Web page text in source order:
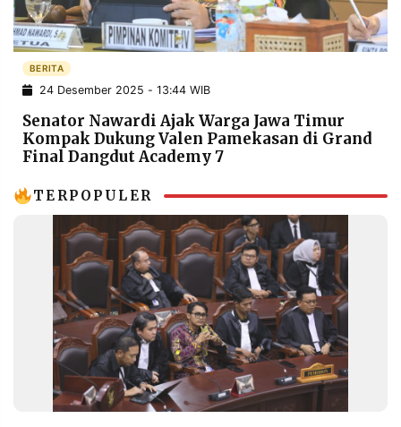
POLICY WARGA
INFORMASI
IKLAN
KIRIM
PENGADUAN TERM
OF
SERVICE
IKUTI
RESOLUSI
MEDIA
BERITA
24 Desember 2025 - 13:44 WIB
Senator Nawardi Ajak Warga Jawa Timur
Kompak Dukung Valen Pamekasan di Grand
Final Dangdut Academy 7
TERPOPULER